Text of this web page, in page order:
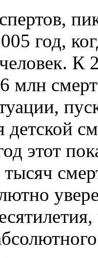
год,
К
млн
детской
этот
тысяч